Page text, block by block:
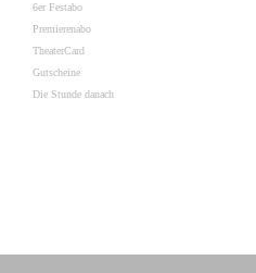
6er Festabo
Premierenabo
TheaterCard
Gutscheine
Die Stunde danach